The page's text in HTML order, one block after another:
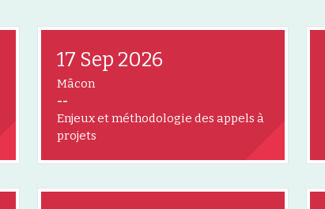
17 Sep 2026
Mâcon
--
Enjeux et méthodologie des appels à
projets